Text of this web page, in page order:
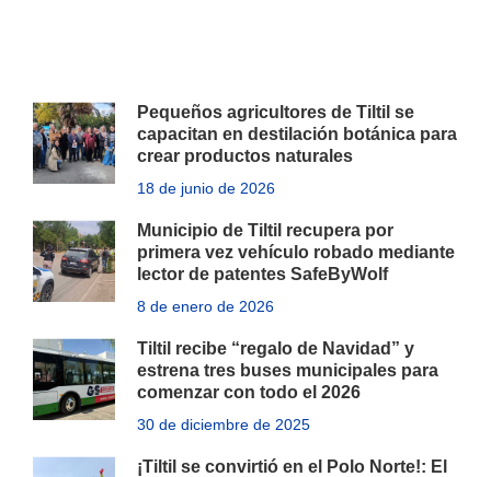
Pequeños agricultores de Tiltil se
capacitan en destilación botánica para
crear productos naturales
18 de junio de 2026
Municipio de Tiltil recupera por
primera vez vehículo robado mediante
lector de patentes SafeByWolf
8 de enero de 2026
Tiltil recibe “regalo de Navidad” y
estrena tres buses municipales para
comenzar con todo el 2026
30 de diciembre de 2025
¡Tiltil se convirtió en el Polo Norte!: El